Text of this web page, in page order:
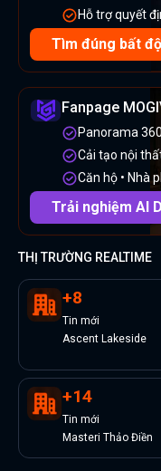
Hỗ trợ quyết
Tìm đúng bất
Fanpage
Panorama
Cải tạo nội
Căn hộ • Nhà
Trải nghiệm AI
THỊ TRƯỜNG REALTIME
+8
Tin mới
Ascent Lakeside
+14
Tin mới
Masteri Thảo Điền